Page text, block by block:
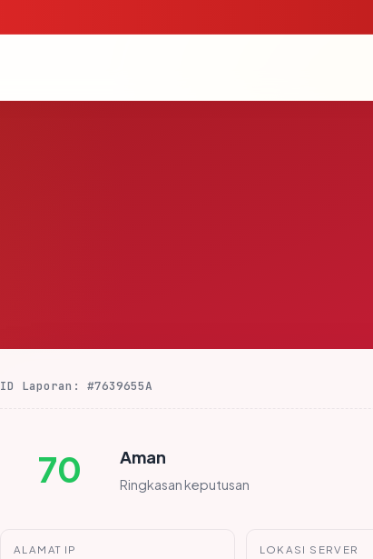
ID Laporan: #7639655A
70 Aman
Ringkasan keputusan
ALAMAT IP LOKASI SERVER